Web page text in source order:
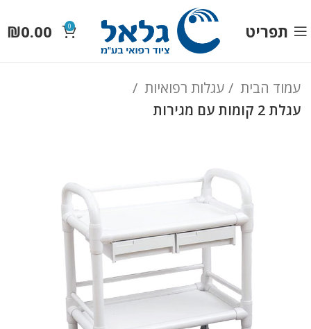
תפריט 0
₪0.00
עמוד הבית
עגלות רפואיות
עגלת 2 קומות עם מגירות